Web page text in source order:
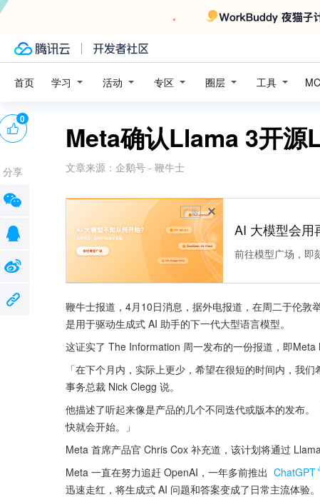
首页 学习 活动 专区 圈层 工具
Meta确认Llama 3开源
文章来源： 企鹅号 - 鞭牛士
广告
AI 大模型会用
前往模型广场，即
鞭牛士报道，4月10日消息，据外电报道，在周二于伦
是用于驱动生成式 AI 助手的下一代大型语言模型。
这证实了 The Information 周一发布的一份报道，即Meta
「在下个月内，实际上更少，希望在很短的时间内，我
事务总裁 Nick Clegg 说。
他描述了听起来像是产品的几个不同迭代或版本的发布
快就会开始。」
Meta 首席产品官 Chris Cox 补充道，该计划将通过
Meta 一直在努力追赶 OpenAI，一年多前推出 ChatGPT
迅速走红，将生成式 AI 问题和答案变成了日常主流体验。
0
分享